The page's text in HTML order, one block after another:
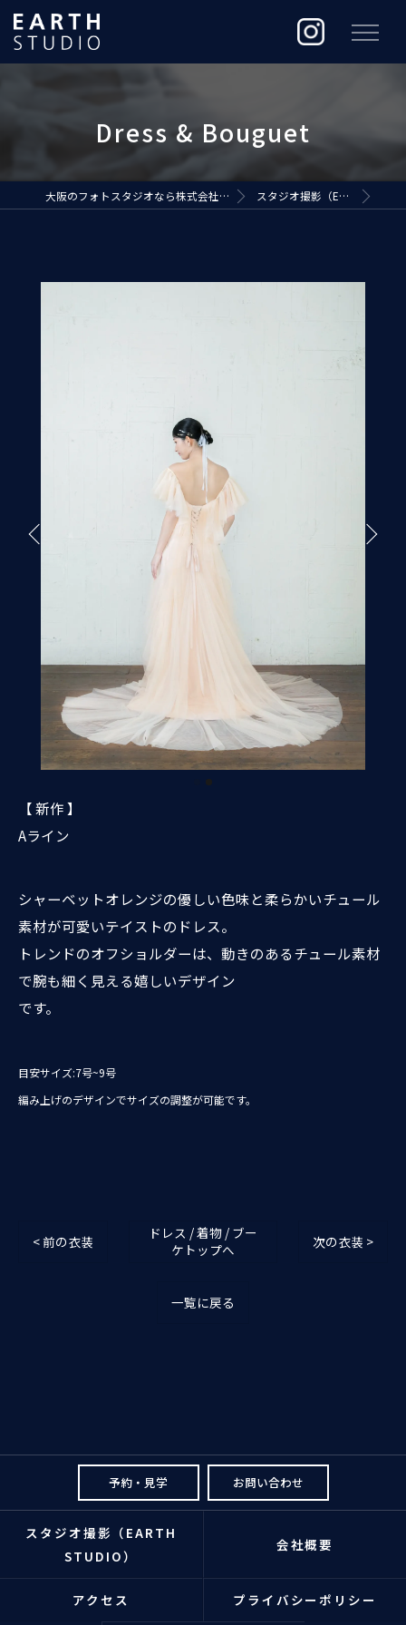
大阪のフォトスタジオなら株式会社ジ・アースプロダクション スタジオ撮影（EARTH STUDIO）
【 新作 】
Aライン
シャーベットオレンジの優しい色味と柔らかいチュール
素材が可愛いテイストのドレス。
トレンドのオフショルダーは、動きのあるチュール素材
で腕も細く見える嬉しいデザイン
です。
目安サイズ:7号~9号
編み上げのデザインでサイズの調整が可能です。
< 前の衣装
ドレス / 着物 / ブー
ケトップへ
次の衣装 >
一覧に戻る
予約・見学 お問い合わせ
スタジオ撮影（EARTH
STUDIO）
会社概要
アクセス プライバシーポリシー